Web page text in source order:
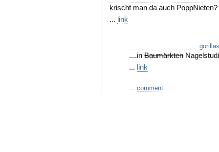
krischt man da auch PoppNieten?
... link
....in Baumärkten
... link
... comment